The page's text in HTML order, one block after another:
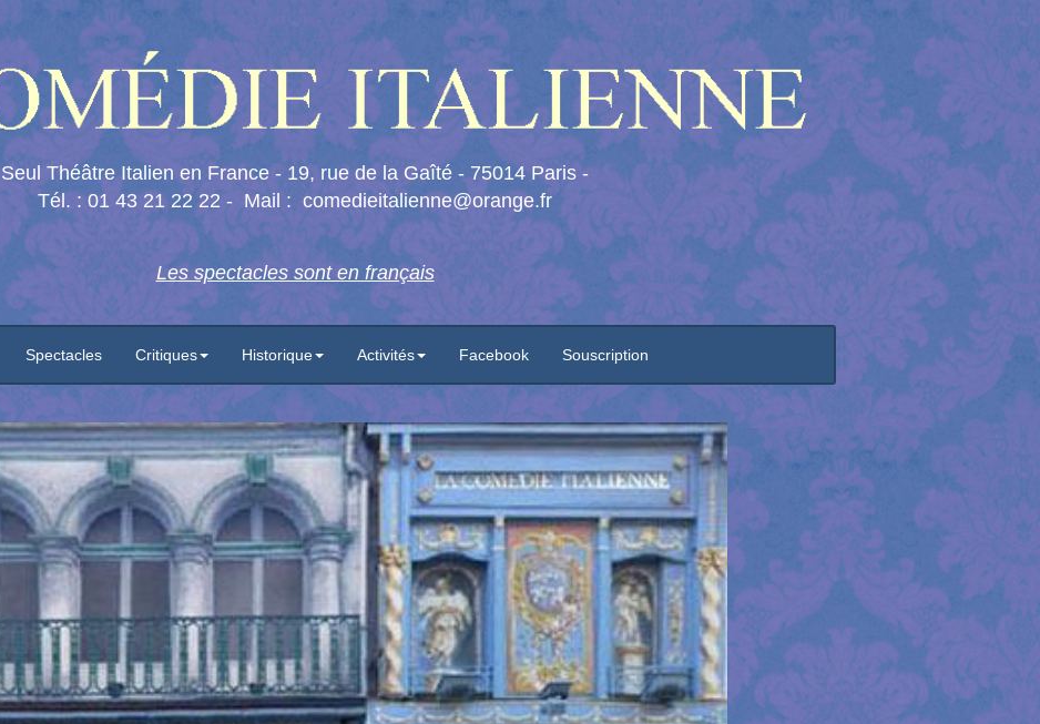
Seul Théâtre Italien en France - 19, rue de la Gaîté - 75014 Paris -
Tél. : 01 43 21 22 22 - Mail : comedieitalienne@orange.fr
Les spectacles sont en français
Spectacles Critiques Historique Activités Facebook Souscription